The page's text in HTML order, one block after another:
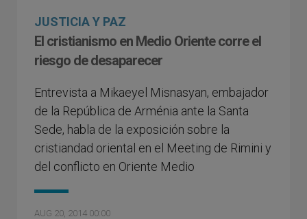
JUSTICIA Y PAZ
El cristianismo en Medio Oriente corre el
riesgo de desaparecer
Entrevista a Mikaeyel Misnasyan, embajador
de la República de Arménia ante la Santa
Sede, habla de la exposición sobre la
cristiandad oriental en el Meeting de Rimini y
del conflicto en Oriente Medio
AUG 20, 2014 00:00